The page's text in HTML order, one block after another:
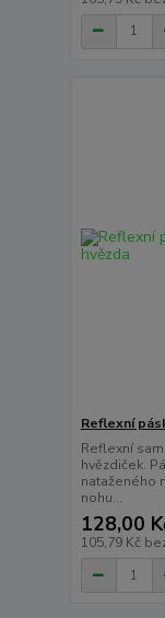
Reflexní
Reflexní
hvězdiček.
nataženého
nohu...
128,00
105,79 Kč